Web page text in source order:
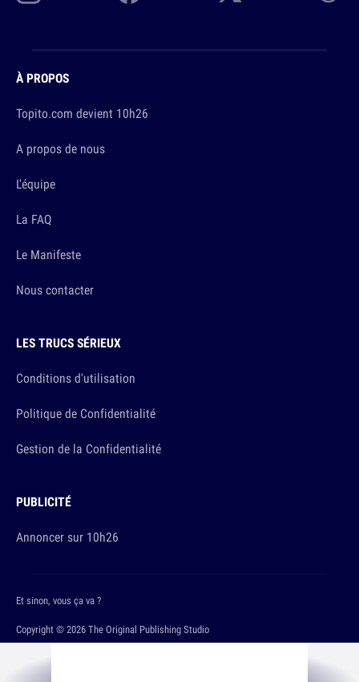
À PROPOS
Topito.com devient 10h26
A propos de nous
L'équipe
La FAQ
Le Manifeste
Nous contacter
LES TRUCS SÉRIEUX
Conditions d'utilisation
Politique de Confidentialité
Gestion de la Confidentialité
PUBLICITÉ
Annoncer sur 10h26
Copyright © 2026 The Original Publishing Studio
Et sinon, vous ça va ?